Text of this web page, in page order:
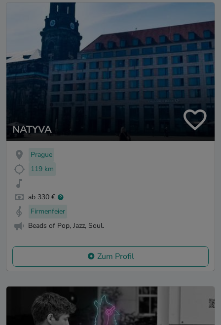
NATYVA
Prague
119 km
ab 330 €
Firmenfeier
Beads of Pop, Jazz, Soul.
Zum Profil